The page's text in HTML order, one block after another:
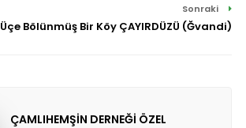
Sonraki
Üçe Bölünmüş Bir Köy ÇAYIRDÜZÜ (Ğvandi)
ÇAMLIHEMŞİN DERNEĞİ ÖZEL